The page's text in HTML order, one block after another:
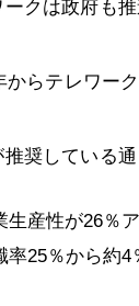
ークは政府も
からテレワー
推奨している
生産性が26％
率25％から約4